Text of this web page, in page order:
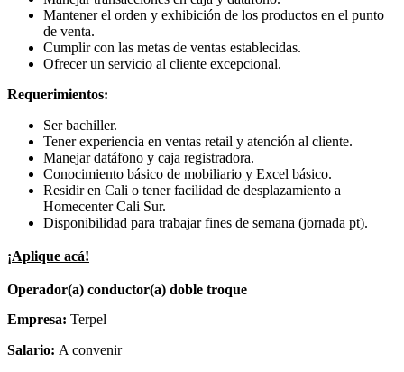
Mantener el orden y exhibición de los productos en el punto
de venta.
Cumplir con las metas de ventas establecidas.
Ofrecer un servicio al cliente excepcional.
Requerimientos:
Ser bachiller.
Tener experiencia en ventas retail y atención al cliente.
Manejar datáfono y caja registradora.
Conocimiento básico de mobiliario y Excel básico.
Residir en Cali o tener facilidad de desplazamiento a
Homecenter Cali Sur.
Disponibilidad para trabajar fines de semana (jornada pt).
¡Aplique acá!
Operador(a) conductor(a) doble troque
Empresa: Terpel
Salario: A convenir